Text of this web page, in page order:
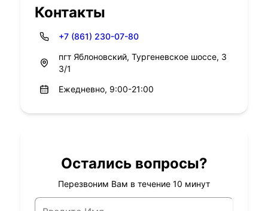
Контакты
+7 (861) 230-07-80
пгт Яблоновский, Тургеневское шоссе, 3
3/1
Ежедневно, 9:00-21:00
Остались вопросы?
Перезвоним Вам в течение 10 минут